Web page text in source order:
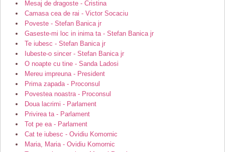
Mesaj de dragoste - Cristina
Camasa cea de rai - Victor Socaciu
Poveste - Stefan Banica jr
Gaseste-mi loc in inima ta - Stefan Banica jr
Te iubesc - Stefan Banica jr
Iubeste-o sincer - Stefan Banica jr
O noapte cu tine - Sanda Ladosi
Mereu impreuna - President
Prima zapada - Proconsul
Povestea noastra - Proconsul
Doua lacrimi - Parlament
Privirea ta - Parlament
Tot pe ea - Parlament
Cat te iubesc - Ovidiu Komornic
Maria, Maria - Ovidiu Komornic